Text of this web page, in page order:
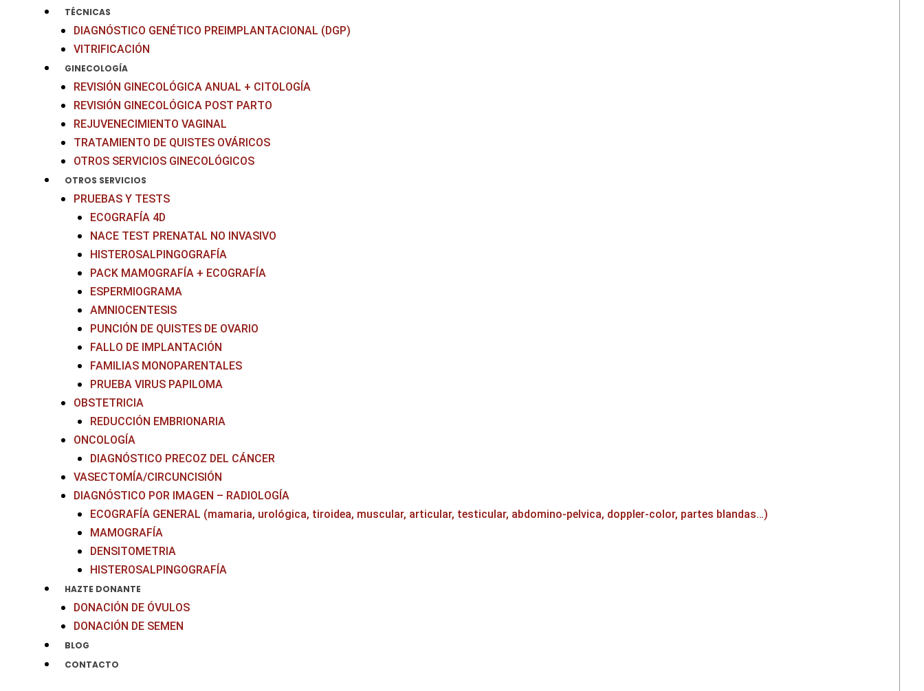
TÉCNICAS
DIAGNÓSTICO GENÉTICO PREIMPLANTACIONAL (DGP)
VITRIFICACIÓN
GINECOLOGÍA
REVISIÓN GINECOLÓGICA ANUAL + CITOLOGÍA
REVISIÓN GINECOLÓGICA POST PARTO
REJUVENECIMIENTO VAGINAL
TRATAMIENTO DE QUISTES OVÁRICOS
OTROS SERVICIOS GINECOLÓGICOS
OTROS SERVICIOS
PRUEBAS Y TESTS
ECOGRAFÍA 4D
NACE TEST PRENATAL NO INVASIVO
HISTEROSALPINGOGRAFÍA
PACK MAMOGRAFÍA + ECOGRAFÍA
ESPERMIOGRAMA
AMNIOCENTESIS
PUNCIÓN DE QUISTES DE OVARIO
FALLO DE IMPLANTACIÓN
FAMILIAS MONOPARENTALES
PRUEBA VIRUS PAPILOMA
OBSTETRICIA
REDUCCIÓN EMBRIONARIA
ONCOLOGÍA
DIAGNÓSTICO PRECOZ DEL CÁNCER
VASECTOMÍA/CIRCUNCISIÓN
DIAGNÓSTICO POR IMAGEN – RADIOLOGÍA
ECOGRAFÍA GENERAL (mamaria, urológica, tiroidea, muscular, articular, testicular, abdomino-pelvica, doppler-color, partes blandas…)
MAMOGRAFÍA
DENSITOMETRIA
HISTEROSALPINGOGRAFÍA
HAZTE DONANTE
DONACIÓN DE ÓVULOS
DONACIÓN DE SEMEN
BLOG
CONTACTO